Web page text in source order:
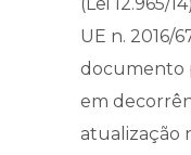
UE n. 2016/
documento
em
atualização